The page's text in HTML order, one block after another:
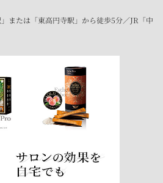
または「東高円寺駅」から徒歩5分／JR「中